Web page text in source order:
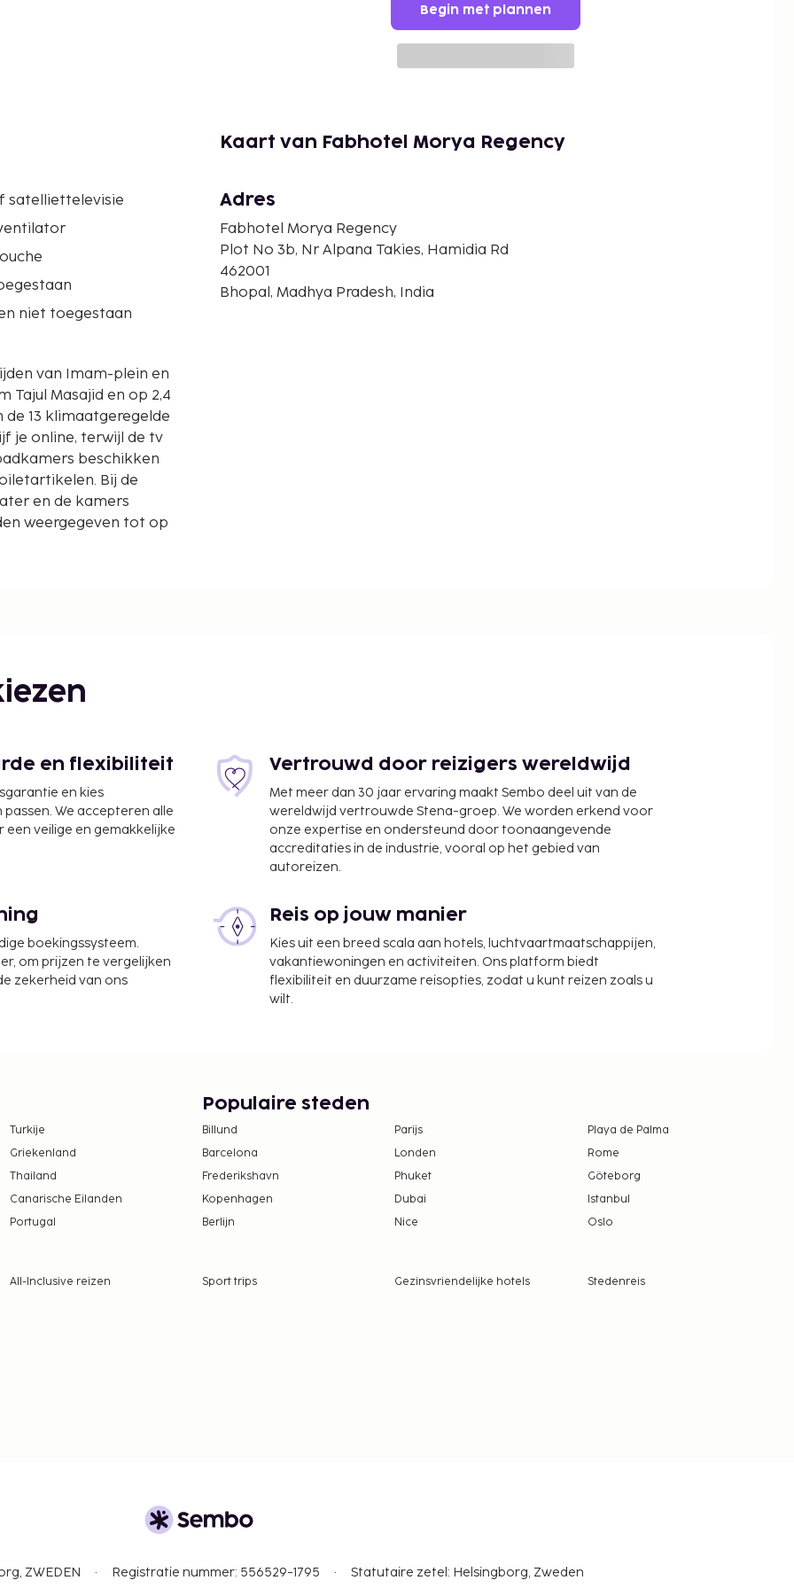
Begin met plannen
satelliettelevisie
niet toegestaan
van Imam-plein en
de 13 klimaatgeregelde
je online, terwijl de tv
beschikken
Bij de
en de kamers
weergegeven tot op
meertalig personeel
parkeerplaatsen. Dit
rookruimtes. Geniet
en profiteer in dit
voor volwassenen
zijn mogelijk
niet
Kaart van Fabhotel Morya Regency
Adres
Fabhotel Morya Regency
Plot No 3b, Nr Alpana Takies, Hamidia Rd
462001
Bhopal, Madhya Pradesh, India
en flexibiliteit
en kies
We accepteren alle
veilige en gemakkelijke
Vertrouwd door reizigers wereldwijd
Met meer dan 30 jaar ervaring maakt Sembo deel uit van de
wereldwijd vertrouwde Stena-groep. We worden erkend voor
onze expertise en ondersteund door toonaangevende
accreditaties in de industrie, vooral op het gebied van
autoreizen.
boekingssysteem.
om prijzen te vergelijken
zekerheid van ons
Reis op jouw manier
Kies uit een breed scala aan hotels, luchtvaartmaatschappijen,
vakantiewoningen en activiteiten. Ons platform biedt
flexibiliteit en duurzame reisopties, zodat u kunt reizen zoals u
wilt.
Turkije
Griekenland
Thailand
Canarische Eilanden
Portugal
Populaire steden
Billund Parijs
Playa de Palma
Barcelona
Londen
Rome
Frederikshavn
Phuket
Göteborg
Kopenhagen
Dubai
Istanbul
Berlijn
Nice Oslo
All-Inclusive reizen Sport trips Gezinsvriendelijke hotels
Stedenreis
ZWEDEN Registratie nummer: 556529-1795 Statutaire zetel: Helsingborg, Zweden